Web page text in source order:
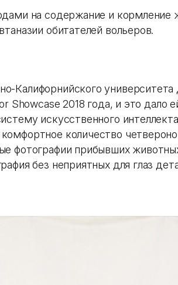
на содержание и
обитателей вольеров.
Калифорнийского
Showcase 2018 года, и это
искусственного
количество
фотографии прибывших
без неприятных для глаз